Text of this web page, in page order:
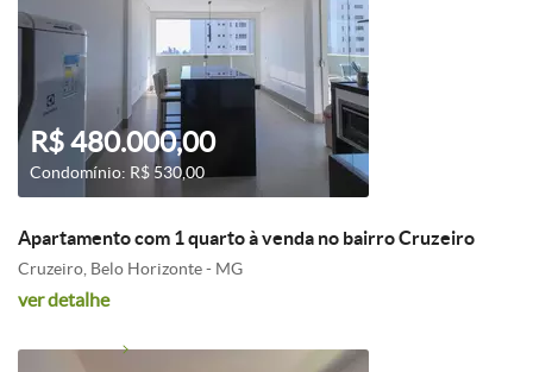
R$ 480.000,00
Condomínio: R$ 530,00
Apartamento com 1 quarto à venda no bairro Cruzeiro
Cruzeiro, Belo Horizonte - MG
ver detalhe